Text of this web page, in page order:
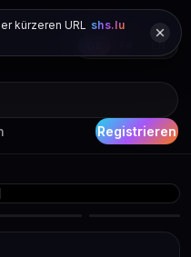
Registrieren
kürzeren URL shs.lu